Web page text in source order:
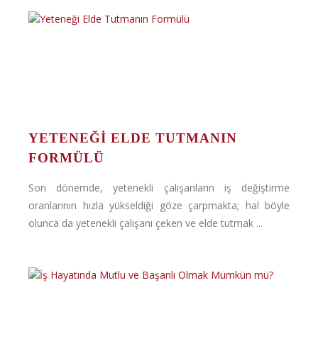
YETENEĞI ELDE TUTMANIN
FORMÜLÜ
Son dönemde, yetenekli çalışanların iş değiştirme
oranlarının hızla yükseldiği göze çarpmakta; hal böyle
olunca da yetenekli çalışanı çeken ve elde tutmak ...